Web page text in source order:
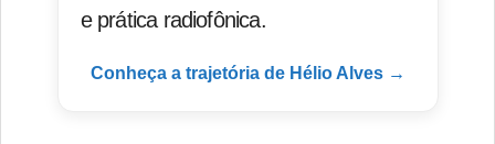
e prática radiofônica.
Conheça a trajetória de Hélio Alves →